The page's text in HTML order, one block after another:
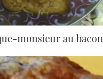
monsieur au bacon